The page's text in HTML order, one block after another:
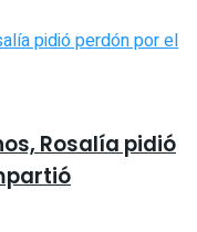
Rosalía pidió